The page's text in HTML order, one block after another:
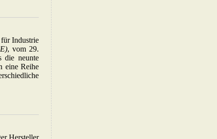
Industrie
, vom 29.
die neunte
eine Reihe
Hersteller